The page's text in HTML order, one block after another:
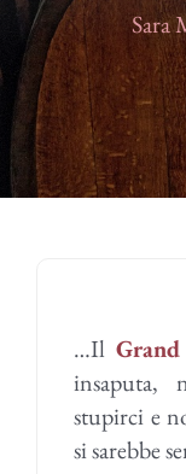
Sara
…Il
insaputa,
stupirci e
si sarebbe